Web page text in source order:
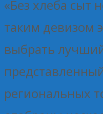
«Без хлеба сыт
таким девизом
выбрать
региональных